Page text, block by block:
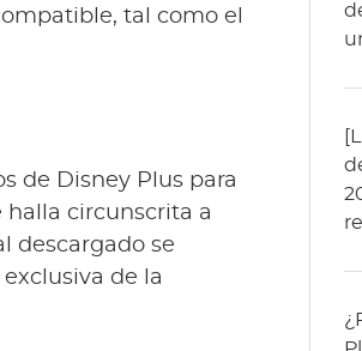
tal como el
de Disney Plus para
halla circunscrita a
descargado se
de la